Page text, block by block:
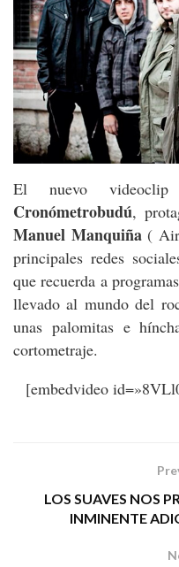
El nuevo
Cronómetrobudú,
Manuel Manquiña(
principales redes
que recuerda a
llevado al mundo del
unas palomitas e
cortometraje.
[embedvideo
LOS SUAVES NOS
INMINENTE